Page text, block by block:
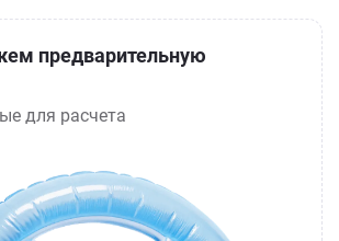
предварительную
для расчета